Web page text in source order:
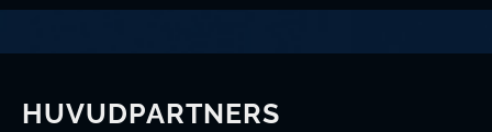
HUVUDPARTNERS